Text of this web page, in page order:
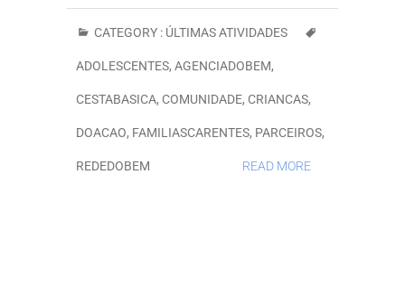
CATEGORY : ÚLTIMAS ATIVIDADES
ADOLESCENTES, AGENCIADOBEM,
CESTABASICA, COMUNIDADE, CRIANCAS,
DOACAO, FAMILIASCARENTES, PARCEIROS,
REDEDOBEM READ MORE